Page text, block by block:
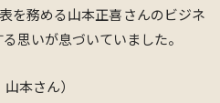
を務める山本正喜さんのビジネ
思いが息づいていました。
本さん）